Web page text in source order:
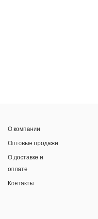
О компании
Оптовые продажи
О доставке и
оплате
Контакты